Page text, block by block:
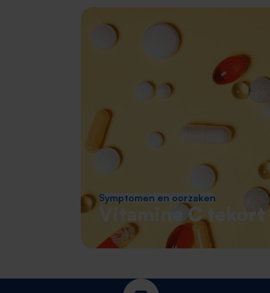
Symptomen en oorzaken
Vitamine C tekort